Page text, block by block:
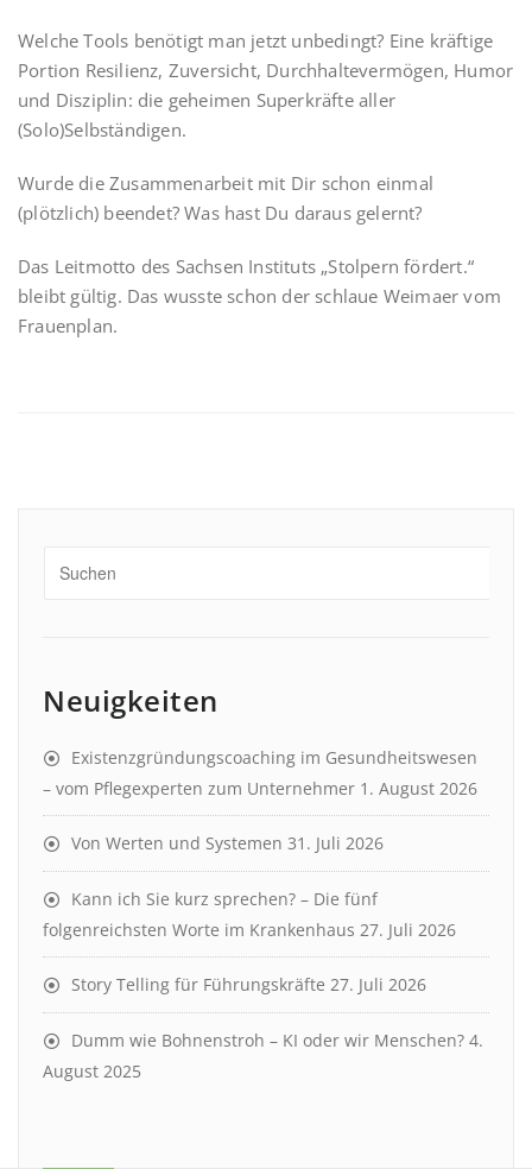
Welche Tools benötigt man jetzt unbedingt? Eine kräftige
Portion Resilienz, Zuversicht, Durchhaltevermögen, Humor
und Disziplin: die geheimen Superkräfte aller
(Solo)Selbständigen.
Wurde die Zusammenarbeit mit Dir schon einmal
(plötzlich) beendet? Was hast Du daraus gelernt?
Das Leitmotto des Sachsen Instituts „Stolpern fördert.“
bleibt gültig. Das wusste schon der schlaue Weimaer vom
Frauenplan.
Neuigkeiten
Existenzgründungscoaching im Gesundheitswesen
– vom Pflegexperten zum Unternehmer 1. August 2026
Von Werten und Systemen 31. Juli 2026
Kann ich Sie kurz sprechen? – Die fünf
folgenreichsten Worte im Krankenhaus 27. Juli 2026
Story Telling für Führungskräfte 27. Juli 2026
Dumm wie Bohnenstroh – KI oder wir Menschen? 4.
August 2025